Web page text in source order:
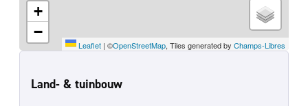
+
−
Leaflet | ©OpenStreetMap, Tiles generated by Champs-Libres
Land- & tuinbouw